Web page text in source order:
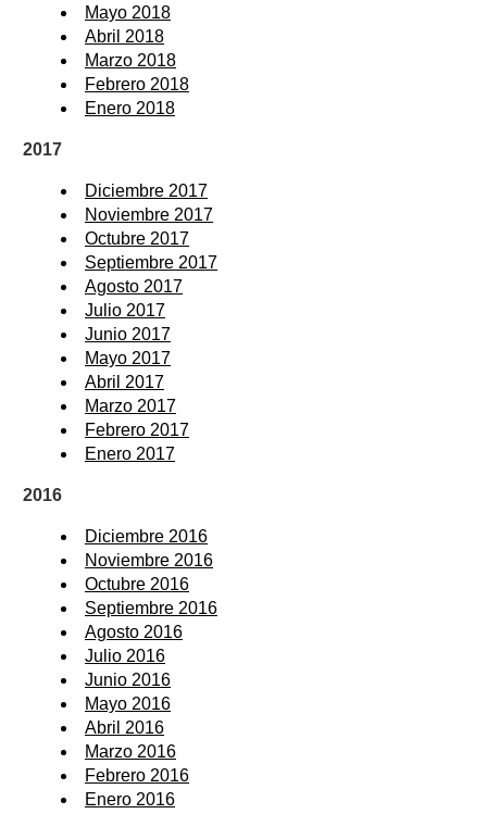
Mayo 2018
Abril 2018
Marzo 2018
Febrero 2018
Enero 2018
2017
Diciembre 2017
Noviembre 2017
Octubre 2017
Septiembre 2017
Agosto 2017
Julio 2017
Junio 2017
Mayo 2017
Abril 2017
Marzo 2017
Febrero 2017
Enero 2017
2016
Diciembre 2016
Noviembre 2016
Octubre 2016
Septiembre 2016
Agosto 2016
Julio 2016
Junio 2016
Mayo 2016
Abril 2016
Marzo 2016
Febrero 2016
Enero 2016